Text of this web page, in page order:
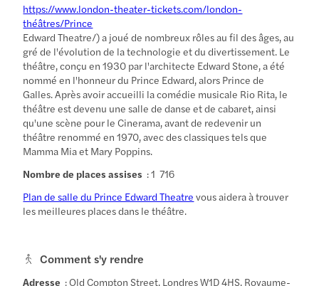
https://www.london-theater-tickets.com/london-
théâtres/Prince
Edward Theatre/) a joué de nombreux rôles au fil des âges, au
gré de l'évolution de la technologie et du divertissement. Le
théâtre, conçu en 1930 par l'architecte Edward Stone, a été
nommé en l'honneur du Prince Edward, alors Prince de
Galles. Après avoir accueilli la comédie musicale Rio Rita, le
théâtre est devenu une salle de danse et de cabaret, ainsi
qu'une scène pour le Cinerama, avant de redevenir un
théâtre renommé en 1970, avec des classiques tels que
Mamma Mia et Mary Poppins.
Nombre de places assises : 1 716
Plan de salle du Prince Edward Theatre vous aidera à trouver
les meilleures places dans le théâtre.
Comment s'y rendre
Adresse : Old Compton Street, Londres W1D 4HS, Royaume-